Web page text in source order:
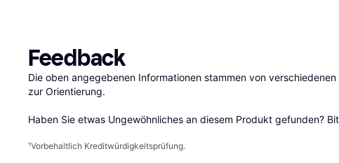
Feedback
Die oben angegebenen Informationen stammen von
zur Orientierung.
Haben Sie etwas Ungewöhnliches an diesem Produkt gefunden?
¹Vorbehaltlich Kreditwürdigkeitsprüfung.